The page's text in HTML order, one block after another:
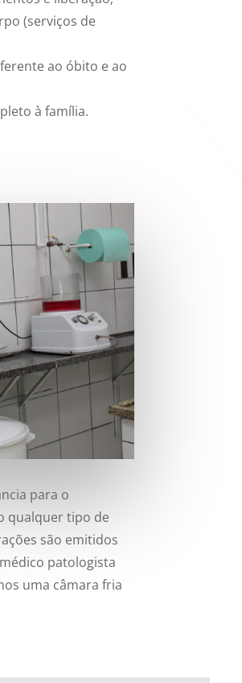
(serviços de
ao óbito e ao
à família.
para o
qualquer tipo de
são emitidos
patologista
uma câmara fria